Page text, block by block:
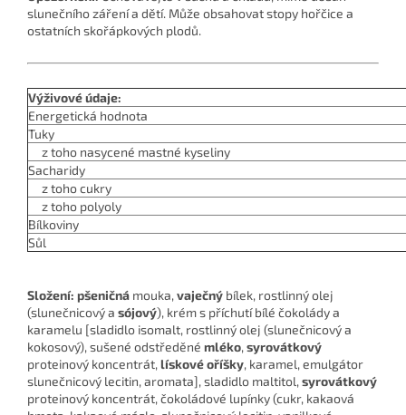
slunečního záření a dětí. Může obsahovat stopy hořčice a
ostatních skořápkových plodů.
Výživové údaje:
Energetická hodnota
Tuky
z toho nasycené mastné kyseliny
Sacharidy
z toho cukry
z toho polyoly
Bílkoviny
Sůl
Složení: pšeničná mouka, vaječný bílek, rostlinný olej
(slunečnicový a sójový), krém s příchutí bílé čokolády a
karamelu [sladidlo isomalt, rostlinný olej (slunečnicový a
kokosový), sušené odstředěné mléko, syrovátkový
proteinový koncentrát, lískové oříšky, karamel, emulgátor
slunečnicový lecitin, aromata], sladidlo maltitol, syrovátkový
proteinový koncentrát, čokoládové lupínky (cukr, kakaová